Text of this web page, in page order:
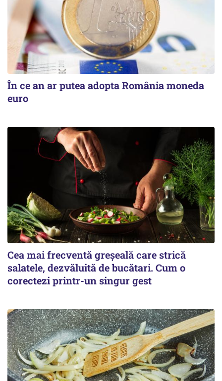
În ce an ar putea adopta România moneda
euro
Cea mai frecventă greșeală care strică
salatele, dezvăluită de bucătari. Cum o
corectezi printr-un singur gest